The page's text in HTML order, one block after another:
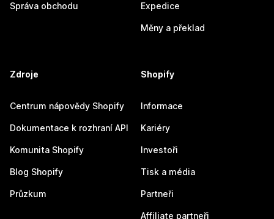
Správa obchodu Expedice
Měny a překlad
Zdroje
Centrum nápovědy Shopify
Dokumentace k rozhraní API
Komunita Shopify
Blog Shopify
Průzkum
Shopify
Informace
Kariéry
Investoři
Tisk a média
Partneři
Affiliate partneři